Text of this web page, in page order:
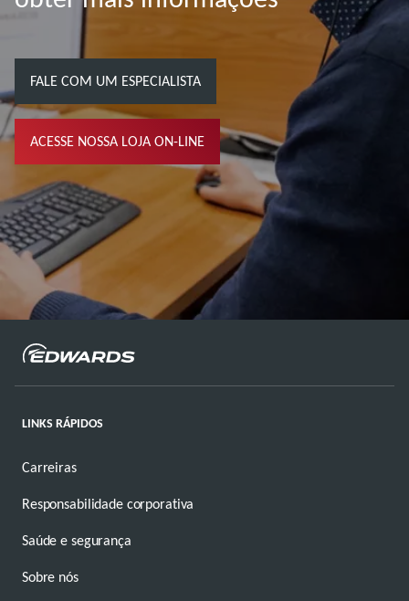
FALE COM UM ESPECIALISTA
ACESSE NOSSA LOJA ON-LINE
LINKS RÁPIDOS
Carreiras
Responsabilidade corporativa
Saúde e segurança
Sobre nós